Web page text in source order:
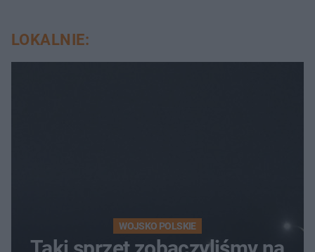
LOKALNIE:
WOJSKO POLSKIE